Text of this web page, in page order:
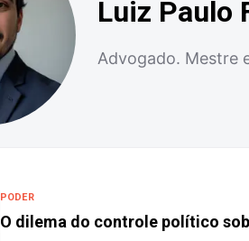
Luiz Paulo
Advogado. Mestre
PODER
O dilema do controle político